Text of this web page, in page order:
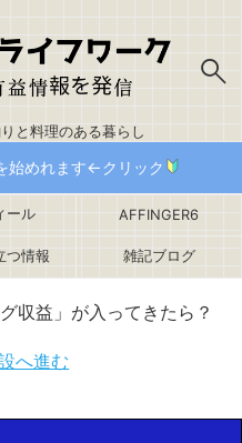
と料理のある暮らし
始めれます←クリック
ール AFFINGER6
つ情報 雑記ブログ
収益」が入ってきたら？
へ進む